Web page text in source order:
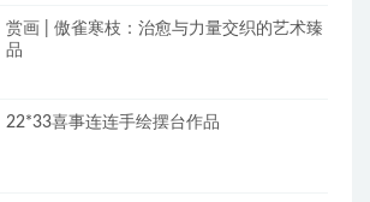
赏画 | 傲雀寒枝：治愈与力量交织的艺术臻
品
22*33喜事连连手绘摆台作品